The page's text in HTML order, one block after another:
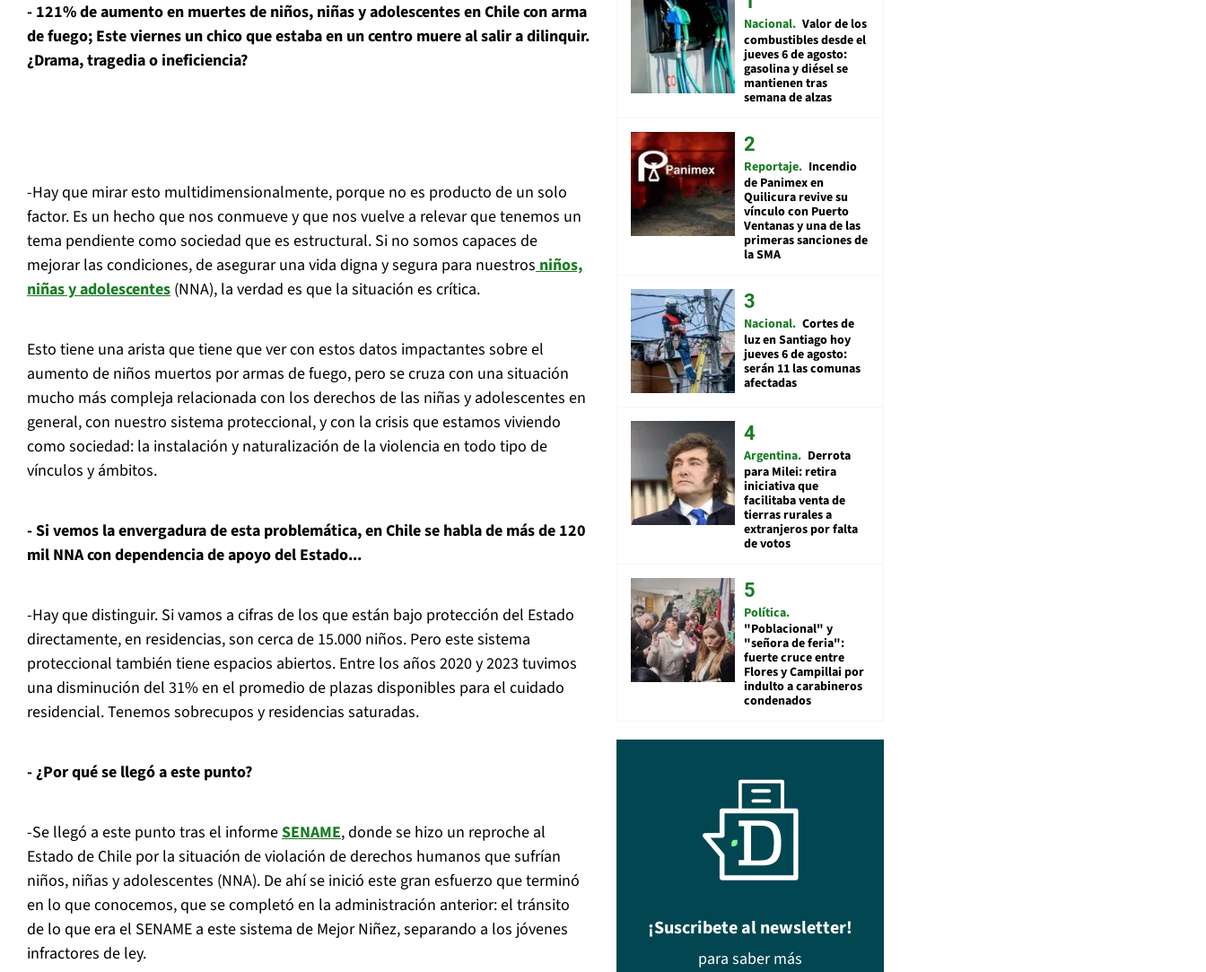
- 121% de aumento en muertes de niños, niñas y adolescentes en Chile con arma
de fuego; Este viernes un chico que estaba en un centro muere al salir a dilinquir.
¿Drama, tragedia o ineficiencia?
-Hay que mirar esto multidimensionalmente, porque no es producto de un solo
factor. Es un hecho que nos conmueve y que nos vuelve a relevar que tenemos un
tema pendiente como sociedad que es estructural. Si no somos capaces de
mejorar las condiciones, de asegurar una vida digna y segura para nuestrosniños,
niñas y adolescentes (NNA), la verdad es que la situación es crítica.
Esto tiene una arista que tiene que ver con estos datos impactantes sobre el
aumento de niños muertos por armas de fuego, pero se cruza con una situación
mucho más compleja relacionada con los derechos de las niñas y adolescentes en
general, con nuestro sistema proteccional, y con la crisis que estamos viviendo
como sociedad: la instalación y naturalización de la violencia en todo tipo de
vínculos y ámbitos.
- Si vemos la envergadura de esta problemática, en Chile se habla de más de 120
mil NNA con dependencia de apoyo del Estado...
-Hay que distinguir. Si vamos a cifras de los que están bajo protección del Estado
directamente, en residencias, son cerca de 15.000 niños. Pero este sistema
proteccional también tiene espacios abiertos. Entre los años 2020 y 2023 tuvimos
una disminución del 31% en el promedio de plazas disponibles para el cuidado
residencial. Tenemos sobrecupos y residencias saturadas.
- ¿Por qué se llegó a este punto?
-Se llegó a este punto tras el informeSENAME, donde se hizo un reproche al
Estado de Chile por la situación de violación de derechos humanos que sufrían
niños, niñas y adolescentes (NNA). De ahí se inició este gran esfuerzo que terminó
en lo que conocemos, que se completó en la administración anterior: el tránsito
de lo que era el SENAME a este sistema de Mejor Niñez, separando a los jóvenes
infractores de ley.
Nacional Valor de los
combustibles desde el
jueves 6 de agosto:
gasolina y diésel se
mantienen tras
semana de alzas
Reportaje Incendio
de Panimex en
Quilicura revive su
vínculo con Puerto
Ventanas y una de las
primeras sanciones de
la SMA
Nacional Cortes de
luz en Santiago hoy
jueves 6 de agosto:
serán 11 las comunas
afectadas
Argentina Derrota
para Milei: retira
iniciativa que
facilitaba venta de
tierras rurales a
extranjeros por falta
de votos
Política
"Poblacional" y
"señora de feria":
fuerte cruce entre
Flores y Campillai por
indulto a carabineros
condenados
¡Suscribete al newsletter!
para saber más